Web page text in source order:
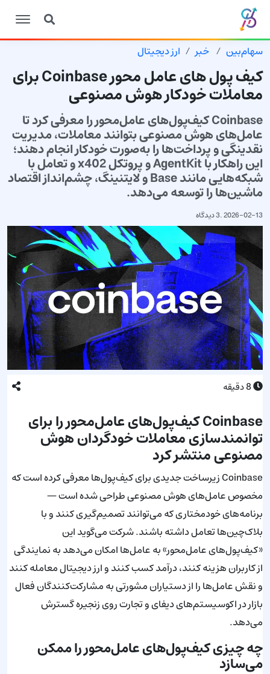
سهام‌بین خبر ارز دیجیتال
کیف پول های عامل محور Coinbase برای
معاملات خودکار هوش مصنوعی
Coinbase کیف‌پول‌های عامل‌محور را معرفی کرد تا
عامل‌های هوش مصنوعی بتوانند معاملات، مدیریت
نقدینگی و پرداخت‌ها را به‌صورت خودکار انجام دهند؛
این راهکار با AgentKit و پروتکل x402 و تعامل با
شبکه‌هایی مانند Base و لایتنینگ، چشم‌انداز اقتصاد
ماشین‌ها را توسعه می‌دهد.
2026-02-13
.3 دیدگاه
8دقیقه
Coinbase کیف‌پول‌های عامل‌محور را برای
توانمندسازی معاملات خودگردان هوش
مصنوعی منتشر کرد
Coinbase زیرساخت جدیدی برای کیف‌پول‌ها معرفی کرده است که
مخصوص عامل‌های هوش مصنوعی طراحی شده است —
برنامه‌های خودمختاری که می‌توانند تصمیم‌گیری کنند و با
بلاک‌چین‌ها تعامل داشته باشند. شرکت می‌گوید این
«کیف‌پول‌های عامل‌محور» به عامل‌ها امکان می‌دهد به نمایندگی
از کاربران هزینه کنند، درآمد کسب کنند و ارز دیجیتال معامله کنند
و نقش عامل‌ها را از دستیاران مشورتی به مشارکت‌کنندگان فعال
بازار در اکوسیستم‌های دیفای و تجارت روی زنجیره گسترش
می‌دهد.
چه چیزی کیف‌پول‌های عامل‌محور را ممکن
می‌سازد